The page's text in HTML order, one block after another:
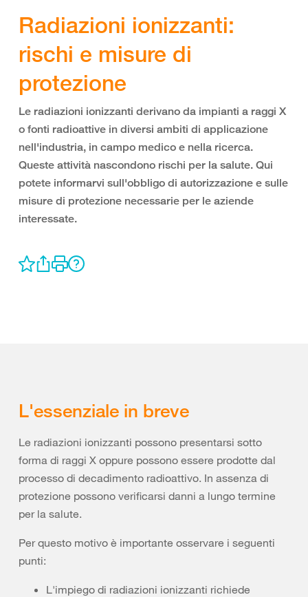
Radiazioni ionizzanti:
rischi e misure di
protezione
Le radiazioni ionizzanti derivano da impianti a raggi X
o fonti radioattive in diversi ambiti di applicazione
nell'industria, in campo medico e nella ricerca.
Queste attività nascondono rischi per la salute. Qui
potete informarvi sull'obbligo di autorizzazione e sulle
misure di protezione necessarie per le aziende
interessate.
L'essenziale in breve
Le radiazioni ionizzanti possono presentarsi sotto
forma di raggi X oppure possono essere prodotte dal
processo di decadimento radioattivo. In assenza di
protezione possono verificarsi danni a lungo termine
per la salute.
Per questo motivo è importante osservare i seguenti
punti:
L'impiego di radiazioni ionizzanti richiede